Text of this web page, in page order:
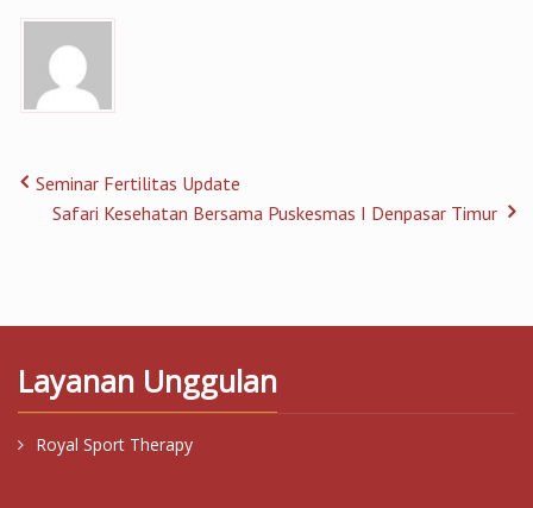
Seminar Fertilitas Update
Safari Kesehatan Bersama Puskesmas I Denpasar Timur
Layanan Unggulan
Royal Sport Therapy